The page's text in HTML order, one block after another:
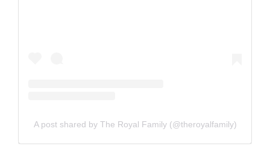
A post shared by The Royal Family (@theroyalfamily)